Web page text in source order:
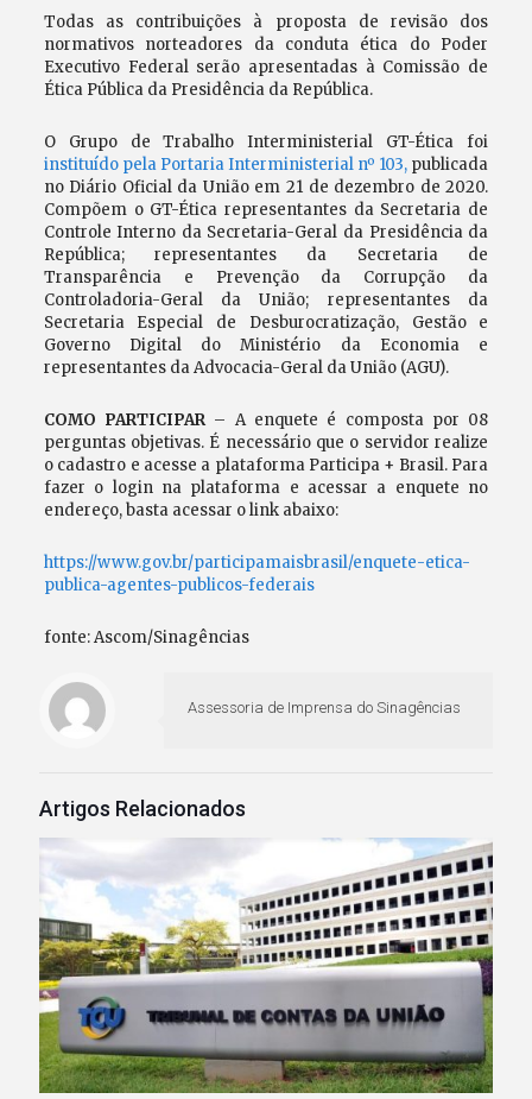
Todas as contribuições à proposta de revisão dos
normativos norteadores da conduta ética do Poder
Executivo Federal serão apresentadas à Comissão de
Ética Pública da Presidência da República.
O Grupo de Trabalho Interministerial GT-Ética foi
instituído pela Portaria Interministerial nº 103, publicada
no Diário Oficial da União em 21 de dezembro de 2020.
Compõem o GT-Ética representantes da Secretaria de
Controle Interno da Secretaria-Geral da Presidência da
República; representantes da Secretaria de
Transparência e Prevenção da Corrupção da
Controladoria-Geral da União; representantes da
Secretaria Especial de Desburocratização, Gestão e
Governo Digital do Ministério da Economia e
representantes da Advocacia-Geral da União (AGU).
COMO PARTICIPAR – A enquete é composta por 08
perguntas objetivas. É necessário que o servidor realize
o cadastro e acesse a plataforma Participa + Brasil. Para
fazer o login na plataforma e acessar a enquete no
endereço, basta acessar o link abaixo:
https://www.gov.br/participamaisbrasil/enquete-etica-
publica-agentes-publicos-federais
fonte: Ascom/Sinagências
Assessoria de Imprensa do Sinagências
Artigos Relacionados